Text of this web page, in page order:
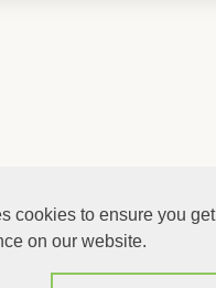
cookies to ensure you get
on our website.